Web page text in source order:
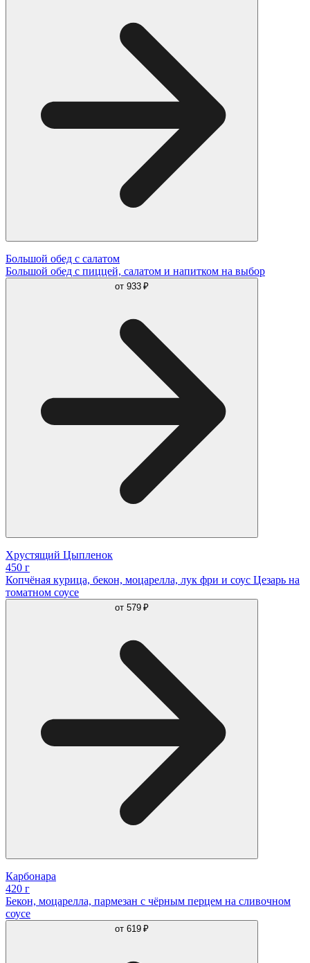
Большой обед с салатом
Большой обед с пиццей, салатом и напитком на выбор
от 933 ₽
Хрустящий Цыпленок
450 г
Копчёная курица, бекон, моцарелла, лук фри и соус Цезарь на
томатном соусе
от 579 ₽
Карбонара
420 г
Бекон, моцарелла, пармезан с чёрным перцем на сливочном
соусе
от 619 ₽